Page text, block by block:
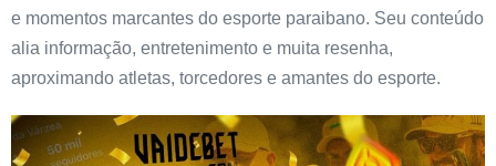
e momentos marcantes do esporte paraibano. Seu conteúdo
alia informação, entretenimento e muita resenha,
aproximando atletas, torcedores e amantes do esporte.